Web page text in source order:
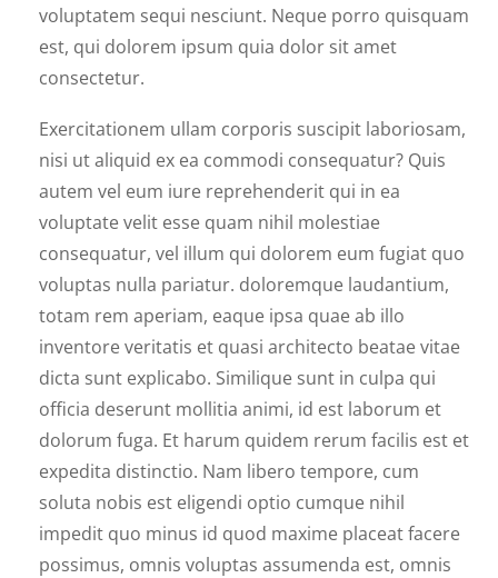
voluptatem sequi nesciunt. Neque porro quisquam
est, qui dolorem ipsum quia dolor sit amet
consectetur.
Exercitationem ullam corporis suscipit laboriosam,
nisi ut aliquid ex ea commodi consequatur? Quis
autem vel eum iure reprehenderit qui in ea
voluptate velit esse quam nihil molestiae
consequatur, vel illum qui dolorem eum fugiat quo
voluptas nulla pariatur. doloremque laudantium,
totam rem aperiam, eaque ipsa quae ab illo
inventore veritatis et quasi architecto beatae vitae
dicta sunt explicabo. Similique sunt in culpa qui
officia deserunt mollitia animi, id est laborum et
dolorum fuga. Et harum quidem rerum facilis est et
expedita distinctio. Nam libero tempore, cum
soluta nobis est eligendi optio cumque nihil
impedit quo minus id quod maxime placeat facere
possimus, omnis voluptas assumenda est, omnis